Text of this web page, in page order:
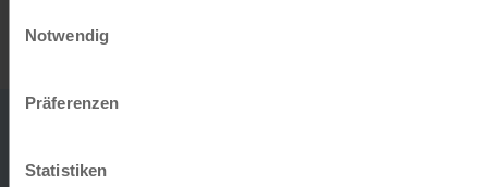
entscheiden, nur notwendige Cookies zu verwenden, indem
Impressum
Notwendig
Präferenzen
Statistiken
HABEN SIE